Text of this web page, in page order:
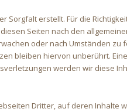
Sorgfalt erstellt. Für die
Seiten nach den
oder nach Umständen
bleiben hiervon unberührt.
werden wir diese
Dritter, auf deren